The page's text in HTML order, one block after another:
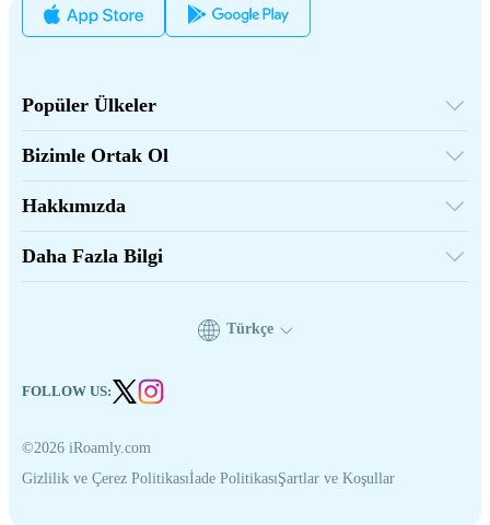
Popüler Ülkeler
Türkiye
Fransa
Japonya
İtalya
Hindistan
İspanya
Bizimle Ortak Ol
Bağlılık Programı
API Belgeleri
Hakkımızda
Daha Fazla Bilgi
©2026 iRoamly.com
Gizlilik ve Çerez Politikasıİade PolitikasıŞartlar ve Koşullar
Türkçe
FOLLOW US: